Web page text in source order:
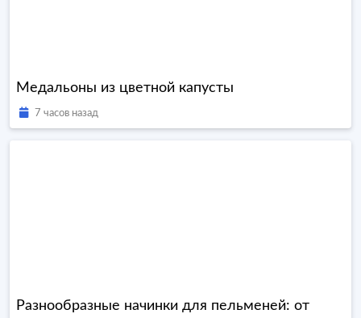
Медальоны из цветной капусты
7 часов назад
Разнообразные начинки для пельменей: от